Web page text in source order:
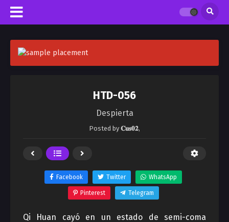
HTD-056
Despierta
Posted by 𝐂𝐮𝐬𝟎𝟐,
Facebook Twitter WhatsApp
Pinterest Telegram
Qi Huan cayó en un estado de semi-coma